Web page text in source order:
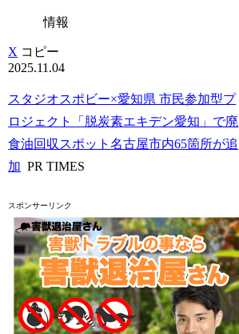
情報
X コピー
2025.11.04
スタジオスポビー×愛知県 市民参加型プ
ロジェクト「脱炭素エキデン愛知」で廃
食油回収スポット名古屋市内65箇所が追
加 PR TIMES
スポンサーリンク